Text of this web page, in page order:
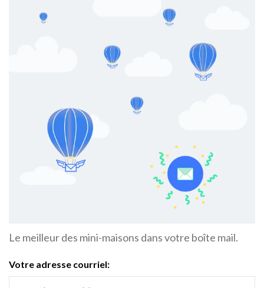
Le meilleur des mini-maisons dans votre boîte mail.
Votre adresse courriel: